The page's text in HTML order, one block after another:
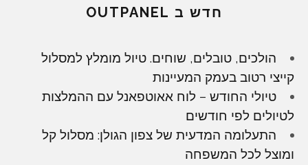
חדש ב OUTPANEL
הולכים, טובלים, שוחים. טיול מומלץ למסלול
קייצי רטוב בעמק המעיינות
טיולי החודש – לוח אאוטפאנל עם ההמלצות
לטיולים לפי חודשים
התעלומה המדעית של צפון הגולן: מסלול קל
ומוצל לכל המשפחה